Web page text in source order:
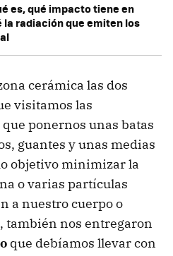
es, qué impacto tiene en
la radiación que emiten los
cerámica las dos
visitamos las
ponernos unas batas
guantes y unas medias
objetivo minimizar la
o varias partículas
a nuestro cuerpo o
también nos entregaron
que debíamos llevar con